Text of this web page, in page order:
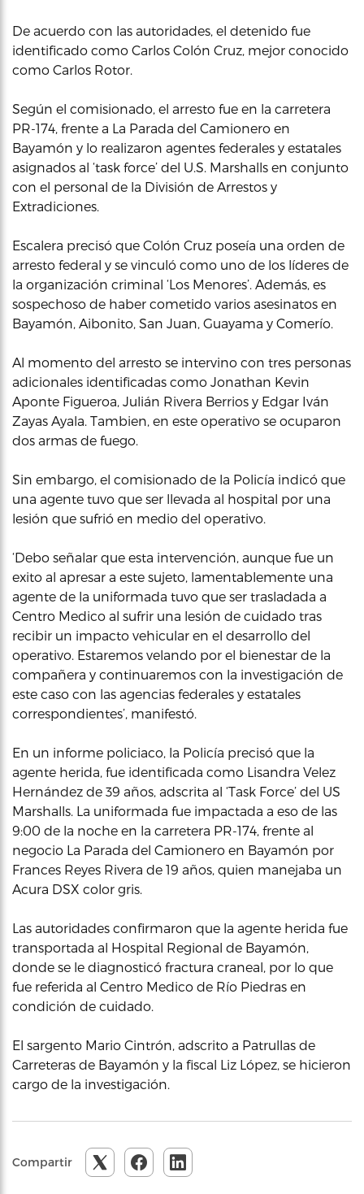
De acuerdo con las autoridades, el detenido fue
identificado como Carlos Colón Cruz, mejor conocido
como Carlos Rotor.
Según el comisionado, el arresto fue en la carretera
PR-174, frente a La Parada del Camionero en
Bayamón y lo realizaron agentes federales y estatales
asignados al ‘task force’ del U.S. Marshalls en conjunto
con el personal de la División de Arrestos y
Extradiciones.
Escalera precisó que Colón Cruz poseía una orden de
arresto federal y se vinculó como uno de los líderes de
la organización criminal ‘Los Menores’. Además, es
sospechoso de haber cometido varios asesinatos en
Bayamón, Aibonito, San Juan, Guayama y Comerío.
Al momento del arresto se intervino con tres personas
adicionales identificadas como Jonathan Kevin
Aponte Figueroa, Julián Rivera Berrios y Edgar Iván
Zayas Ayala. Tambien, en este operativo se ocuparon
dos armas de fuego.
Sin embargo, el comisionado de la Policía indicó que
una agente tuvo que ser llevada al hospital por una
lesión que sufrió en medio del operativo.
‘Debo señalar que esta intervención, aunque fue un
exito al apresar a este sujeto, lamentablemente una
agente de la uniformada tuvo que ser trasladada a
Centro Medico al sufrir una lesión de cuidado tras
recibir un impacto vehicular en el desarrollo del
operativo. Estaremos velando por el bienestar de la
compañera y continuaremos con la investigación de
este caso con las agencias federales y estatales
correspondientes’, manifestó.
En un informe policiaco, la Policía precisó que la
agente herida, fue identificada como Lisandra Velez
Hernández de 39 años, adscrita al ‘Task Force’ del US
Marshalls. La uniformada fue impactada a eso de las
9:00 de la noche en la carretera PR-174, frente al
negocio La Parada del Camionero en Bayamón por
Frances Reyes Rivera de 19 años, quien manejaba un
Acura DSX color gris.
Las autoridades confirmaron que la agente herida fue
transportada al Hospital Regional de Bayamón,
donde se le diagnosticó fractura craneal, por lo que
fue referida al Centro Medico de Río Piedras en
condición de cuidado.
El sargento Mario Cintrón, adscrito a Patrullas de
Carreteras de Bayamón y la fiscal Liz López, se hicieron
cargo de la investigación.
Compartir